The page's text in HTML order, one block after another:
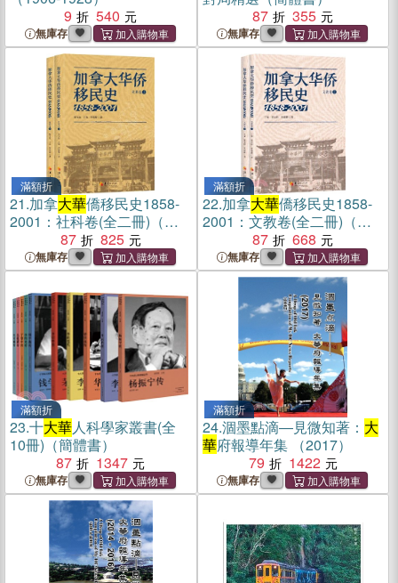
9
540
無庫存
87
355
無庫存
滿額折
21.加拿大華僑移民史1858-
2001：社科卷(全二冊)（簡
87 825
無庫存
滿額折
22.加拿大華僑移民史1858-
2001：文教卷(全二冊)（簡
87 668
無庫存
滿額折
23.十大華人科學家叢書(全
10冊)（簡體書）
87
1347
無庫存
滿額折
24.涸墨點滴―見微知著： 大
華府報導年集 （2017）
79
1422
無庫存